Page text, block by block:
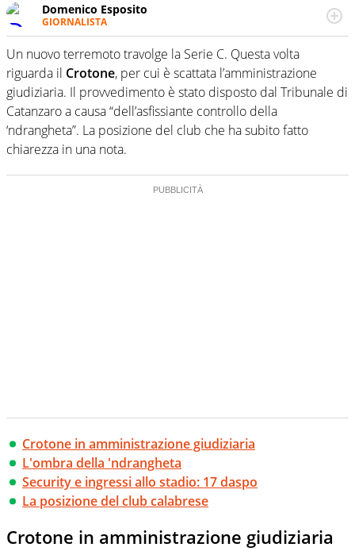
Domenico Esposito
GIORNALISTA
Da vent’anni in campo e sul campo per vivere ogni evento
in tutte le sue sfaccettature. Passione smisurata per il
calcio e per la sfera di cuoio. Il pallone è una cosa
serissima, guai a dirgli di no
Un nuovo terremoto travolge la Serie C. Questa volta
riguarda il Crotone, per cui è scattata l’amministrazione
giudiziaria. Il provvedimento è stato disposto dal Tribunale di
Catanzaro a causa “dell’asfissiante controllo della
‘ndrangheta”. La posizione del club che ha subito fatto
chiarezza in una nota.
Crotone in amministrazione giudiziaria
L'ombra della 'ndrangheta
Security e ingressi allo stadio: 17 daspo
La posizione del club calabrese
Crotone in amministrazione giudiziaria